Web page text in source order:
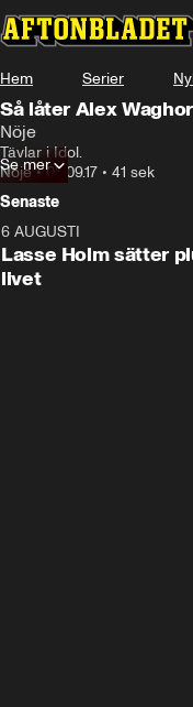
Hem Serier
Så låter Alex
Nöje
Tävlar i Idol.
Nöje•05.09.17 • 41 sek
Se mer
Senaste
6 AUGUSTI
Lasse Holm sätter
livet